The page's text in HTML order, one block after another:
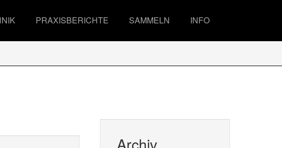
PRAXISBERICHTE SAMMELN INFO
Archiv